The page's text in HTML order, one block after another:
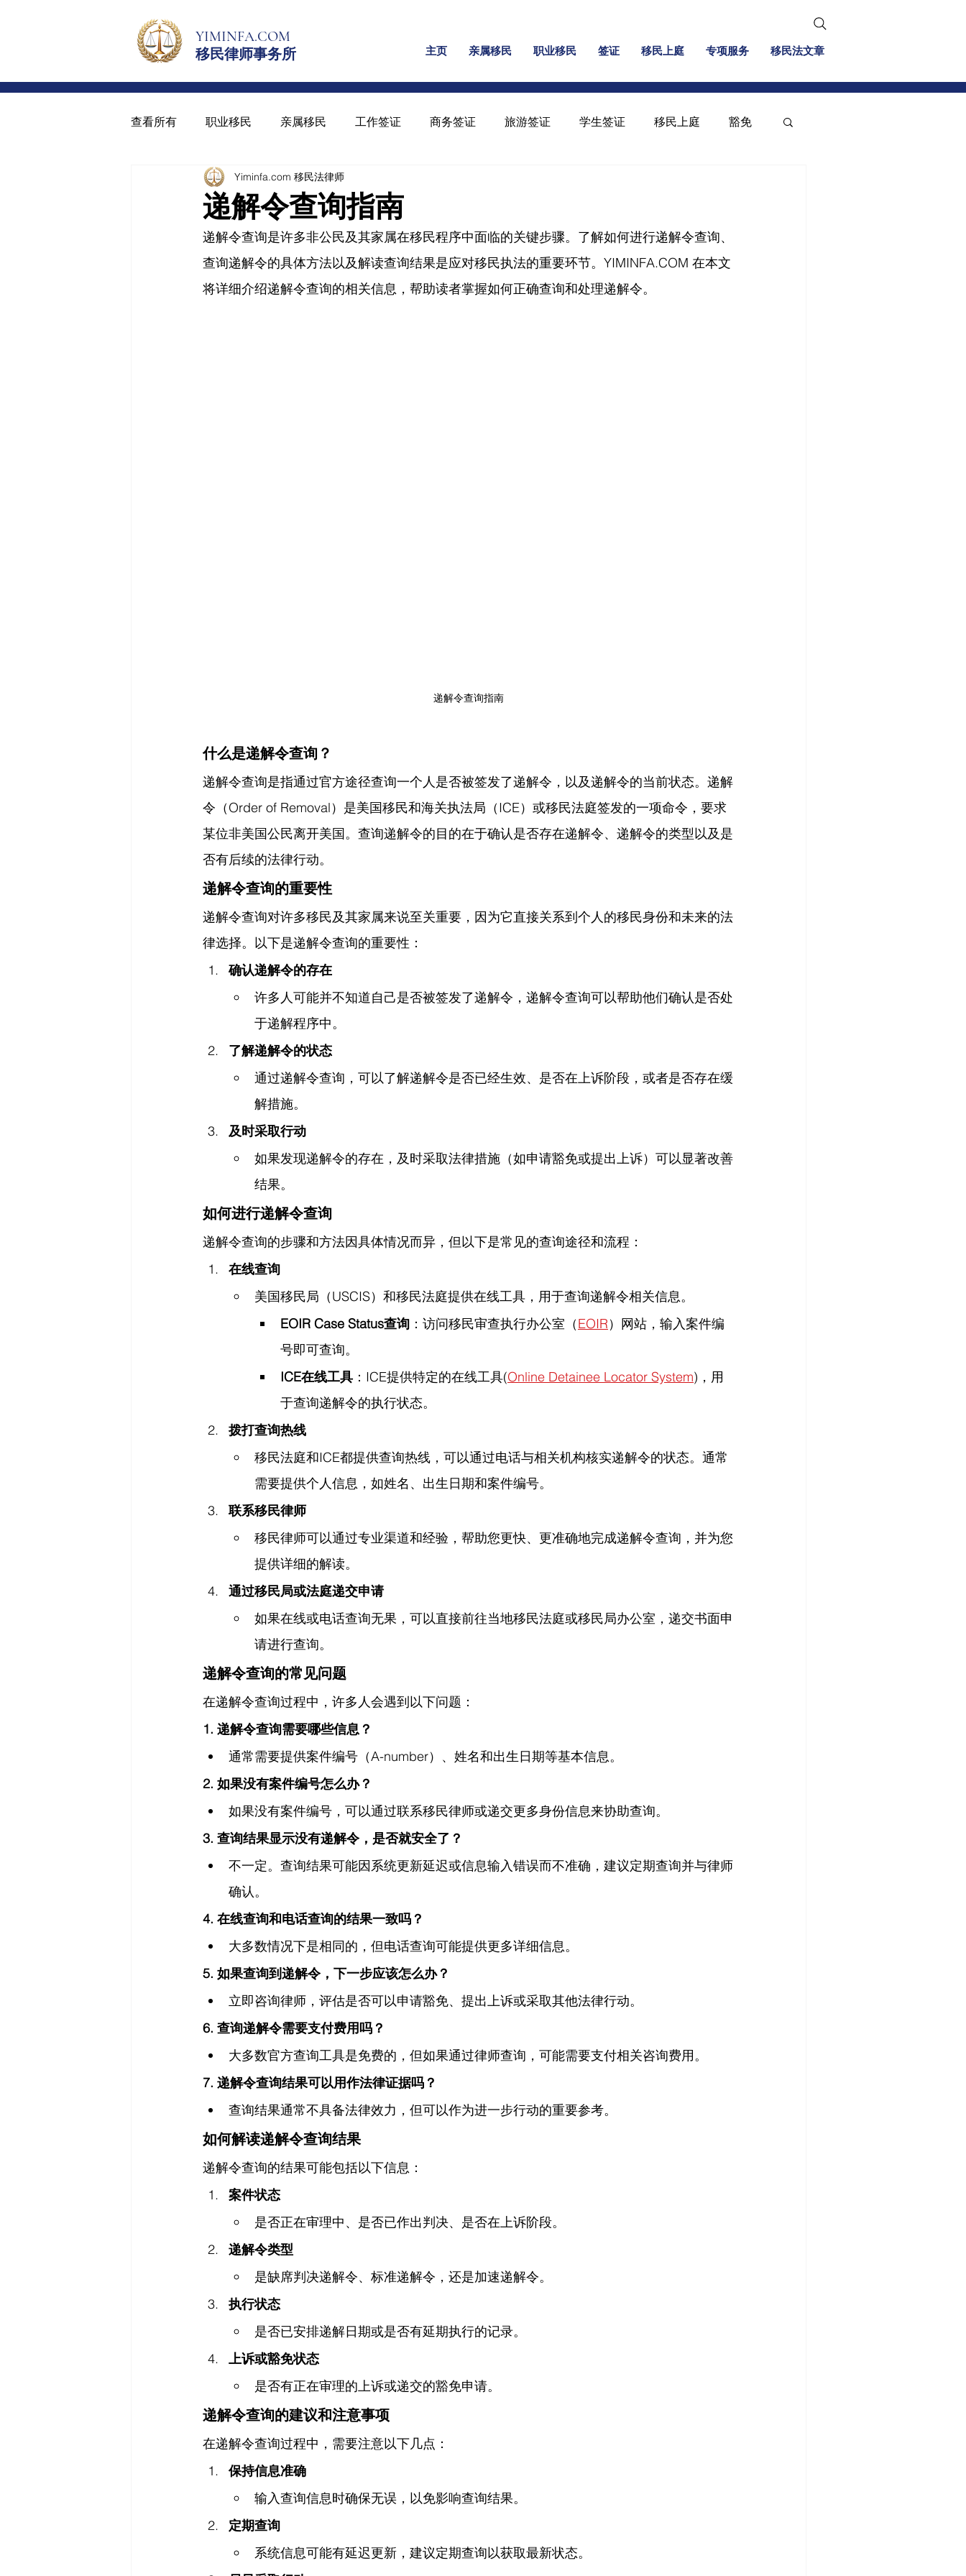
YIMINFA.COM
移民律师事务所
主页 亲属移民 职业移民 签证 移民上庭 专项服务 移民法文章
查看所有 职业移民 亲属移民 工作签证 商务签证 旅游签证 学生签证 移民上庭 豁免
绿卡与入籍 青少年绿卡 保释
递解令查询指南
Yiminfa.com 移民法律师
递解令查询是许多非公民及其家属在移民程序中面临的关键步骤。了解如何进行递解令查询、
查询递解令的具体方法以及解读查询结果是应对移民执法的重要环节。YIMINFA.COM 在本文
将详细介绍递解令查询的相关信息，帮助读者掌握如何正确查询和处理递解令。
递解令查询指南
什么是递解令查询？
递解令查询是指通过官方途径查询一个人是否被签发了递解令，以及递解令的当前状态。递解
令（Order of Removal）是美国移民和海关执法局（ICE）或移民法庭签发的一项命令，要求
某位非美国公民离开美国。查询递解令的目的在于确认是否存在递解令、递解令的类型以及是
否有后续的法律行动。
递解令查询的重要性
递解令查询对许多移民及其家属来说至关重要，因为它直接关系到个人的移民身份和未来的法
律选择。以下是递解令查询的重要性：
确认递解令的存在
许多人可能并不知道自己是否被签发了递解令，递解令查询可以帮助他们确认是否处
于递解程序中。
了解递解令的状态
通过递解令查询，可以了解递解令是否已经生效、是否在上诉阶段，或者是否存在缓
解措施。
及时采取行动
如果发现递解令的存在，及时采取法律措施（如申请豁免或提出上诉）可以显著改善
结果。
如何进行递解令查询
递解令查询的步骤和方法因具体情况而异，但以下是常见的查询途径和流程：
在线查询
美国移民局（USCIS）和移民法庭提供在线工具，用于查询递解令相关信息。
EOIR Case Status查询 ：访问移民审查执行办公室（EOIR）网站，输入案件编
号即可查询。
ICE在线工具 ：ICE提供特定的在线工具(Online Detainee Locator System)，用
于查询递解令的执行状态。
拨打查询热线
移民法庭和ICE都提供查询热线，可以通过电话与相关机构核实递解令的状态。通常
需要提供个人信息，如姓名、出生日期和案件编号。
联系移民律师
移民律师可以通过专业渠道和经验，帮助您更快、更准确地完成递解令查询，并为您
提供详细的解读。
通过移民局或法庭递交申请
如果在线或电话查询无果，可以直接前往当地移民法庭或移民局办公室，递交书面申
请进行查询。
递解令查询的常见问题
在递解令查询过程中，许多人会遇到以下问题：
1. 递解令查询需要哪些信息？
通常需要提供案件编号（A-number）、姓名和出生日期等基本信息。
2. 如果没有案件编号怎么办？
如果没有案件编号，可以通过联系移民律师或递交更多身份信息来协助查询。
3. 查询结果显示没有递解令，是否就安全了？
不一定。查询结果可能因系统更新延迟或信息输入错误而不准确，建议定期查询并与律师
确认。
4. 在线查询和电话查询的结果一致吗？
大多数情况下是相同的，但电话查询可能提供更多详细信息。
5. 如果查询到递解令，下一步应该怎么办？
立即咨询律师，评估是否可以申请豁免、提出上诉或采取其他法律行动。
6. 查询递解令需要支付费用吗？
大多数官方查询工具是免费的，但如果通过律师查询，可能需要支付相关咨询费用。
7. 递解令查询结果可以用作法律证据吗？
查询结果通常不具备法律效力，但可以作为进一步行动的重要参考。
如何解读递解令查询结果
递解令查询的结果可能包括以下信息：
案件状态
是否正在审理中、是否已作出判决、是否在上诉阶段。
递解令类型
是缺席判决递解令、标准递解令，还是加速递解令。
执行状态
是否已安排递解日期或是否有延期执行的记录。
上诉或豁免状态
是否有正在审理的上诉或递交的豁免申请。
递解令查询的建议和注意事项
在递解令查询过程中，需要注意以下几点：
保持信息准确
输入查询信息时确保无误，以免影响查询结果。
定期查询
系统信息可能有延迟更新，建议定期查询以获取最新状态。